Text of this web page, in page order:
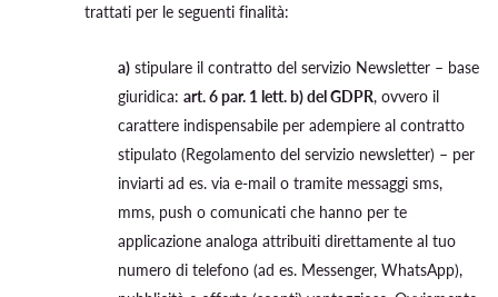
trattati per le seguenti finalità:
a) stipulare il contratto del servizio Newsletter – base
giuridica: art. 6 par. 1 lett. b) del GDPR, ovvero il
carattere indispensabile per adempiere al contratto
stipulato (Regolamento del servizio newsletter) – per
inviarti ad es. via e-mail o tramite messaggi sms,
mms, push o comunicati che hanno per te
applicazione analoga attribuiti direttamente al tuo
numero di telefono (ad es. Messenger, WhatsApp),